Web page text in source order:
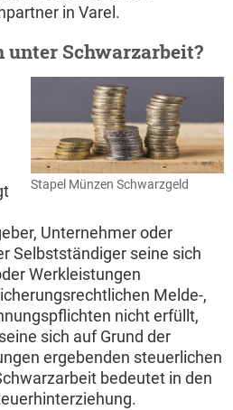
in Varel.
unter Schwarzarbeit?
Stapel Münzen Schwarzgeld
Unternehmer oder
Selbstständiger seine sich
Werkleistungen
Melde-,
nicht erfüllt,
sich auf Grund der
ergebenden steuerlichen
bedeutet in den